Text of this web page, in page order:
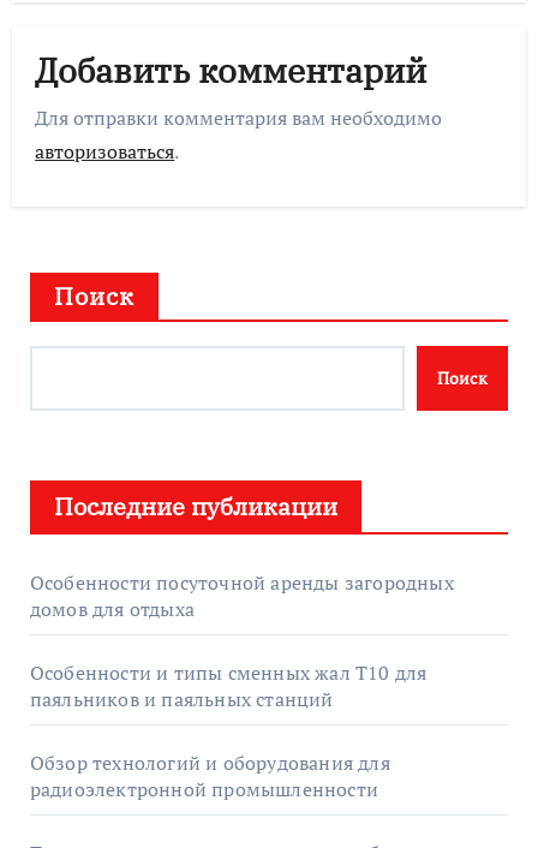
Добавить комментарий
Для отправки комментария вам необходимо
авторизоваться.
Поиск
Поиск
Последние публикации
Особенности посуточной аренды загородных
домов для отдыха
Особенности и типы сменных жал T10 для
паяльников и паяльных станций
Обзор технологий и оборудования для
радиоэлектронной промышленности